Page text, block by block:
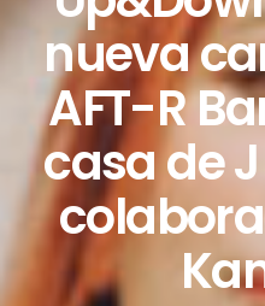
nueva
AFT-R
casa de